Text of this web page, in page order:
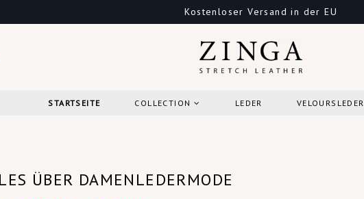
Kostenloser Versand in der EU
STARTSEITE COLLECTION LEDER VELOURSLEDER
ÜBER DAMENLEDERMODE